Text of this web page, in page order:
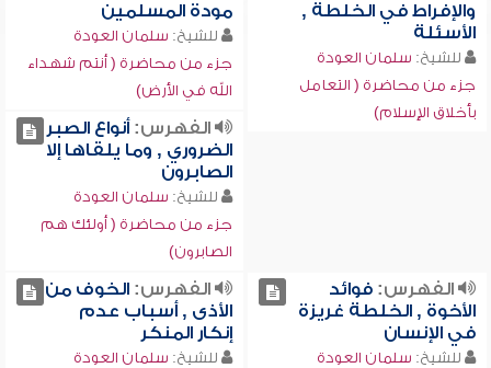
والإفراط في الخلطة ,
الأسئلة
للشيخ: سلمان العودة
جزء من محاضرة ( التعامل
بأخلاق الإسلام)
مودة المسلمين
للشيخ: سلمان العودة
جزء من محاضرة ( أنتم شهداء
الله في الأرض)
الفهرس:أنواع الصبر
الضروري , وما يلقاها إلا
الصابرون
للشيخ: سلمان العودة
جزء من محاضرة ( أولئك هم
الصابرون)
الفهرس:فوائد
الأخوة , الخلطة غريزة
في الإنسان
للشيخ: سلمان العودة
الفهرس:الخوف من
الأذى , أسباب عدم
إنكار المنكر
للشيخ: سلمان العودة